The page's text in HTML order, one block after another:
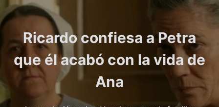
Ricardo confiesa a Petra
que él acabó con la vida de
Ana